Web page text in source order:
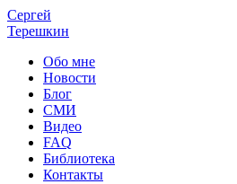
Сергей
Терешкин
Обо мне
Новости
Блог
СМИ
Видео
FAQ
Библиотека
Контакты